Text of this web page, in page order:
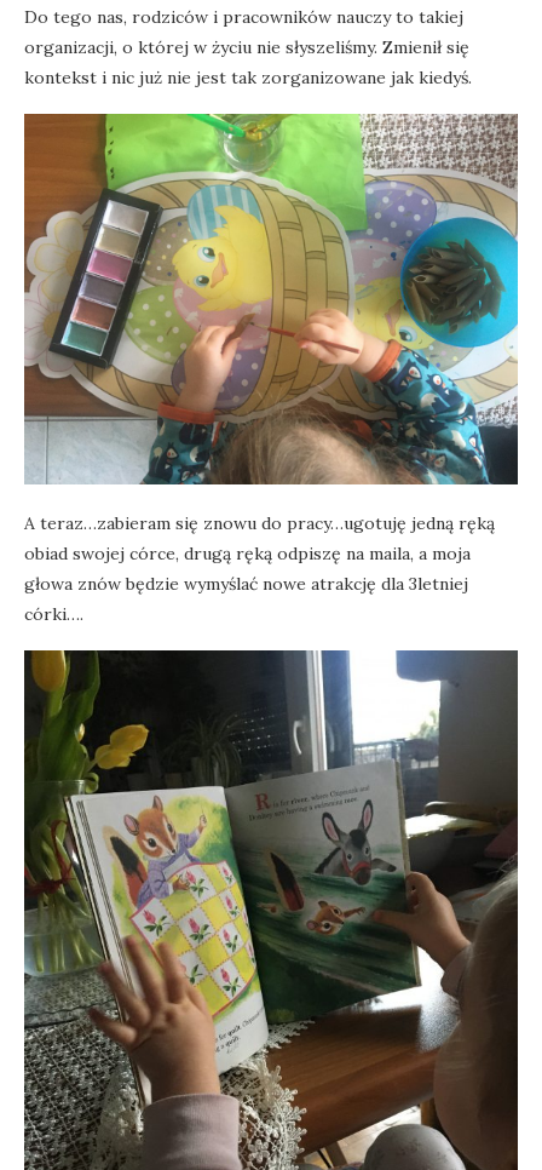
Do tego nas, rodziców i pracowników nauczy to takiej
organizacji, o której w życiu nie słyszeliśmy. Zmienił się
kontekst i nic już nie jest tak zorganizowane jak kiedyś.
A teraz…zabieram się znowu do pracy…ugotuję jedną ręką
obiad swojej córce, drugą ręką odpiszę na maila, a moja
głowa znów będzie wymyślać nowe atrakcję dla 3letniej
córki….